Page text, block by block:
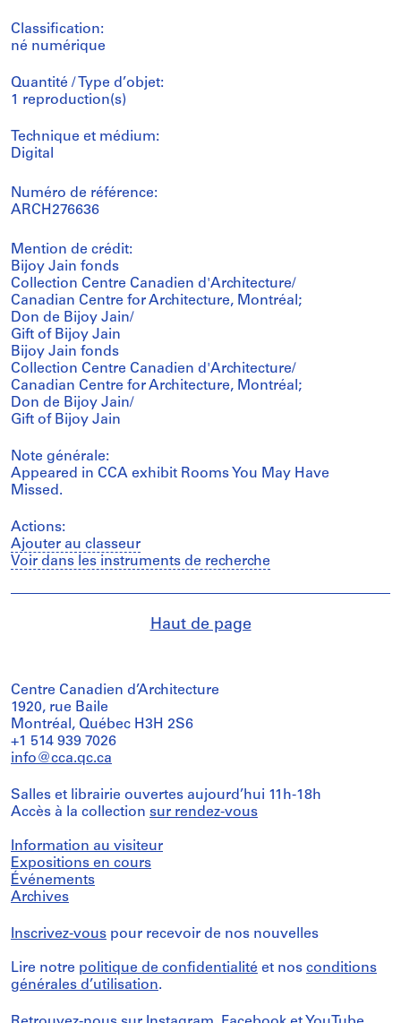
Classification:
né numérique
Quantité / Type d’objet:
1 reproduction(s)
Technique et médium:
Digital
Numéro de référence:
ARCH276636
Mention de crédit:
Bijoy Jain fonds
Collection Centre Canadien d'Architecture/
Canadian Centre for Architecture, Montréal;
Don de Bijoy Jain/
Gift of Bijoy Jain
Bijoy Jain fonds
Collection Centre Canadien d'Architecture/
Canadian Centre for Architecture, Montréal;
Don de Bijoy Jain/
Gift of Bijoy Jain
Note générale:
Appeared in CCA exhibit Rooms You May Have
Missed.
Actions:
Ajouter au classeur
Voir dans les instruments de recherche
Haut de page
Centre Canadien d’Architecture
1920, rue Baile
Montréal, Québec H3H 2S6
+1 514 939 7026
info@cca.qc.ca
Salles et librairie ouvertes aujourd’hui 11h-18h
Accès à la collection sur rendez-vous
Information au visiteur
Expositions en cours
Événements
Archives
Inscrivez-vous pour recevoir de nos nouvelles
Lire notre politique de confidentialité et nos conditions
générales d’utilisation.